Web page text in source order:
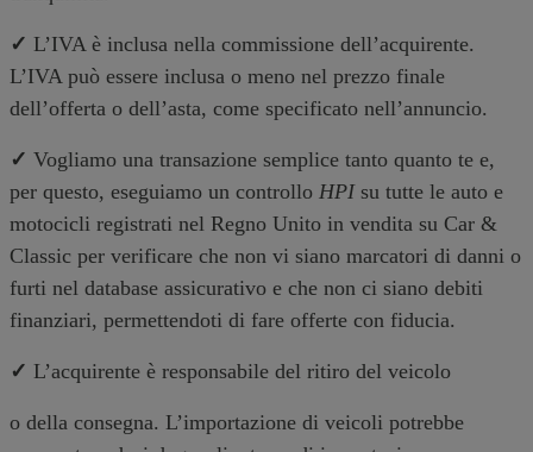
✓ L’IVA è inclusa nella commissione dell’acquirente.
L’IVA può essere inclusa o meno nel prezzo finale
dell’offerta o dell’asta, come specificato nell’annuncio.
✓ Vogliamo una transazione semplice tanto quanto te e,
per questo, eseguiamo un controllo HPIsu tutte le auto e
motocicli registrati nel Regno Unito in vendita su Car &
Classic per verificare che non vi siano marcatori di danni o
furti nel database assicurativo e che non ci siano debiti
finanziari, permettendoti di fare offerte con fiducia.
✓ L’acquirente è responsabile del ritiro del veicolo
o della consegna. L’importazione di veicoli potrebbe